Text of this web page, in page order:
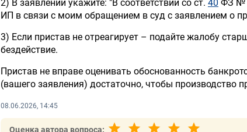
2) В заявлении укажите: "В соответствии со ст. 40 ФЗ №
ИП в связи с моим обращением в суд с заявлением о
3) Если пристав не отреагирует – подайте жалобу
бездействие.
Пристав не вправе оценивать обоснованность
(вашего заявления) достаточно, чтобы производство
08.06.2026, 14:45
Оценка автора вопроса: